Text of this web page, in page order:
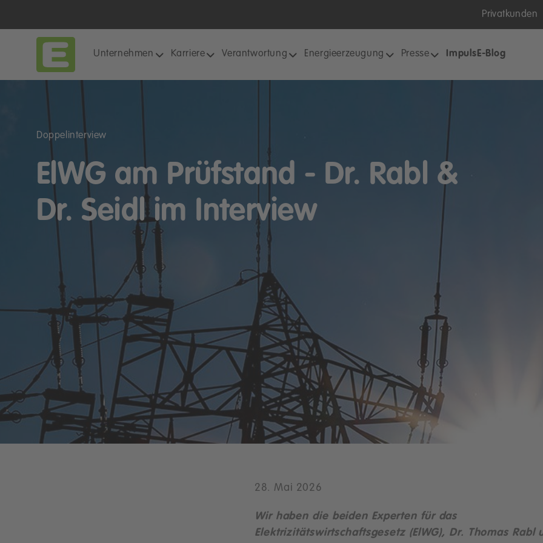
Privatkunden
Unternehmen Karriere Verantwortung Energieerzeugung Presse ImpulsE-Blog
Doppelinterview
ElWG am Prüfstand - Dr. Rabl &
Dr. Seidl im Interview
28. Mai 2026
Wir haben die beiden Experten für das
Elektrizitätswirtschaftsgesetz (ElWG), Dr. Thomas Rabl